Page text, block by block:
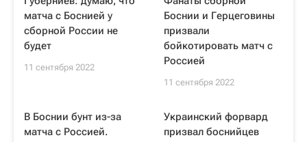
матча с Боснией у
сборной России не
будет
11 сентября 2022
Боснии и Герцеговины
призвали
бойкотировать матч с
Россией
11 сентября 2022
В Боснии бунт из-за
матча с Россией.
Украинский форвард
призвал боснийцев